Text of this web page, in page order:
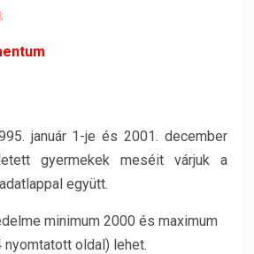
.
január 1-je és 2001. december
gyermekek meséit várjuk a
együtt.
minimum 2000 és maximum
oldal) lehet.